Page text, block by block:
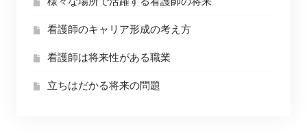
看護師のキャリア形成の考え方
看護師は将来性がある職業
立ちはだかる将来の問題